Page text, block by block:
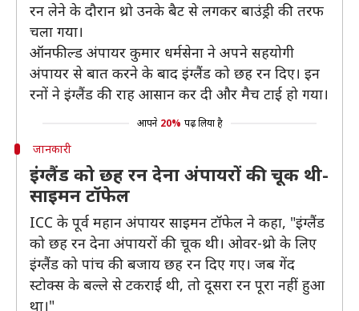
रन लेने के दौरान थ्रो उनके बैट से लगकर बाउंड्री की तरफ
चला गया।
ऑनफील्ड अंपायर कुमार धर्मसेना ने अपने सहयोगी
अंपायर से बात करने के बाद इंग्लैंड को छह रन दिए। इन
रनों ने इंग्लैंड की राह आसान कर दी और मैच टाई हो गया।
आपने 20% पढ़ लिया है
जानकारी
इंग्लैंड को छह रन देना अंपायरों की चूक थी-
साइमन टॉफेल
ICC के पूर्व महान अंपायर साइमन टॉफेल ने कहा, "इंग्लैंड
को छह रन देना अंपायरों की चूक थी। ओवर-थ्रो के लिए
इंग्लैंड को पांच की बजाय छह रन दिए गए। जब गेंद
स्टोक्स के बल्ले से टकराई थी, तो दूसरा रन पूरा नहीं हुआ
था।"